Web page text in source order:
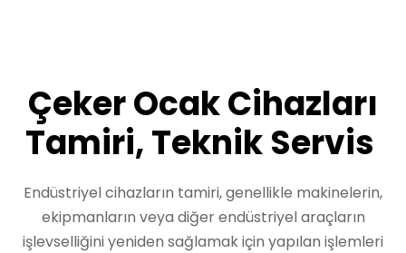
Çeker Ocak Cihazları
Tamiri, Teknik Servis
Endüstriyel cihazların tamiri, genellikle makinelerin,
ekipmanların veya diğer endüstriyel araçların
işlevselliğini yeniden sağlamak için yapılan işlemleri